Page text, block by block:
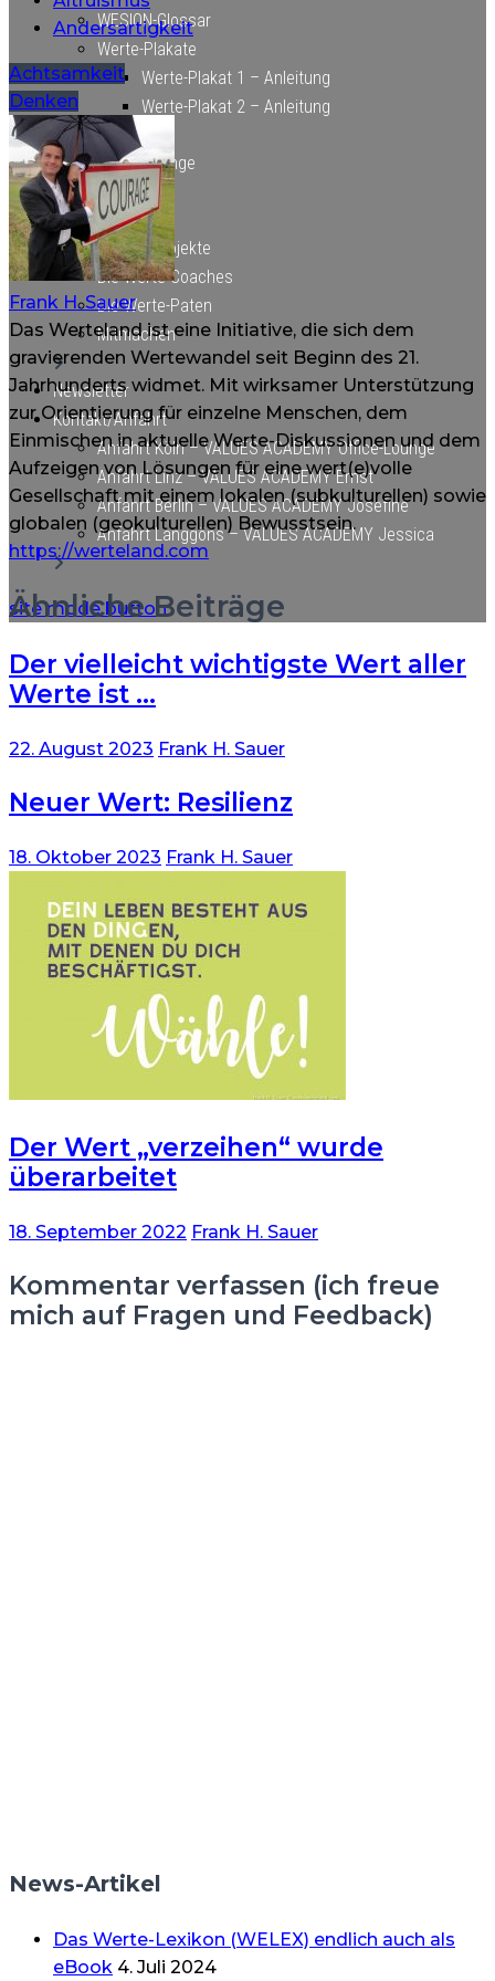
WESION-Glossar
Werte-Plakate
Werte-Plakat 1 – Anleitung
Werte-Plakat 2 – Anleitung
Werte-Lounge
Über uns
Unsere Projekte
Die Werte-Coaches
Die Werte-Paten
Mitmachen
Newsletter
Kontakt/Anfahrt
Anfahrt Köln – VALUES ACADEMY Office-Lounge
Anfahrt Linz – VALUES ACADEMY Ernst
Anfahrt Berlin – VALUES ACADEMY Josefine
Anfahrt Langgöns – VALUES ACADEMY Jessica
site mode button
Andersartigkeit
Beitragsnavigation
Achtsamkeit
Denken
Frank H. Sauer
Das Werteland ist eine Initiative, die sich dem
gravierenden Wertewandel seit Beginn des 21.
Jahrhunderts widmet. Mit wirksamer Unterstützung
zur Orientierung für einzelne Menschen, dem
Einmischen in aktuelle Werte-Diskussionen und dem
Aufzeigen von Lösungen für eine wert(e)volle
Gesellschaft mit einem lokalen (subkulturellen) sowie
globalen (geokulturellen) Bewusstsein.
https://werteland.com
Ähnliche Beiträge
Der vielleicht wichtigste Wert aller
Werte ist …
22. August 2023 Frank H. Sauer
Neuer Wert: Resilienz
18. Oktober 2023 Frank H. Sauer
Der Wert „verzeihen“ wurde
überarbeitet
18. September 2022 Frank H. Sauer
Kommentar verfassen (ich freue
mich auf Fragen und Feedback)
News-Artikel
Das Werte-Lexikon (WELEX) endlich auch als
eBook 4. Juli 2024